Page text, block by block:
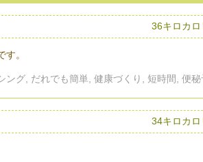
。
36キロカロ
ング, だれでも簡単, 健康づくり, 短時間, 便秘
34キロカロ